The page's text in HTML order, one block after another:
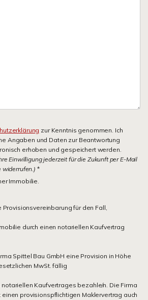
zur Kenntnis genommen. Ich
Angaben und Daten zur Beantwortung
erhoben und gespeichert werden.
Einwilligung jederzeit für die Zukunft per E-Mail
widerrufen.) *
Immobilie.
Provisionsvereinbarung für den Fall,
durch einen notariellen Kaufvertrag
Spittel Bau GmbH eine Provision in Höhe
MwSt. fällig
Kaufvertrages bezahle/n. Die Firma
einen provisionspflichtigen Maklervertrag auch